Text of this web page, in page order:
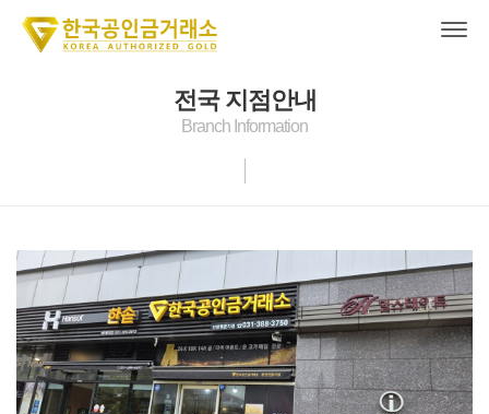
전국 지점안내
Branch Information